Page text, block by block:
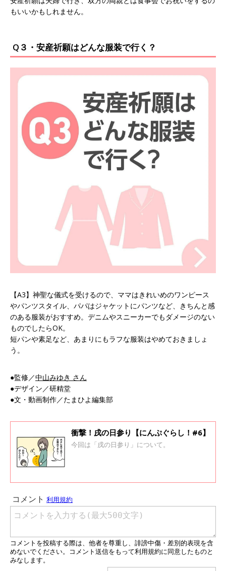
もいいかもしれません。
Q３・安産祈願はどんな服装で行く？
【A3】神聖な儀式を受けるので、ママはきれいめのワンピース
やパンツスタイル、パパはジャケットにパンツなど、きちんと感
のある服装がおすすめ。デニムやスニーカーでもダメージのない
ものでしたらOK。
短パンや素足など、あまりにもラフな服装はやめておきましょ
う。
●監修／中山みゆき さん
●デザイン／研精堂
●文・動画制作／たまひよ編集部
衝撃！戌の日参り【にんぷぐらし！#6】
今回は「戌の日参り」について。